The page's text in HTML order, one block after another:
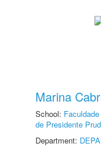
Marina
School:
de Presidente
Department: